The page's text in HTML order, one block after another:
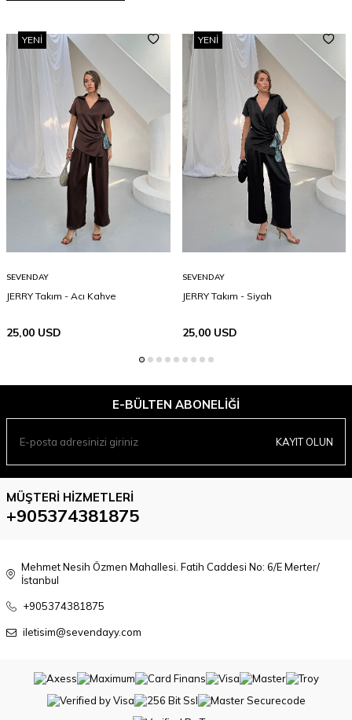
YENI
SEVENDAY
JERRY Takım - Acı Kahve
25,00 USD
YENI
SEVENDAY
JERRY Takım - Siyah
25,00USD
E-BÜLTEN ABONELIĞI
KAYIT OLUN
MÜŞTERI HIZMETLERI
+905374381875
Mehmet Nesih Özmen Mahallesi. Fatih Caddesi No: 6/E Merter/
İstanbul
+905374381875
iletisim@sevendayy.com